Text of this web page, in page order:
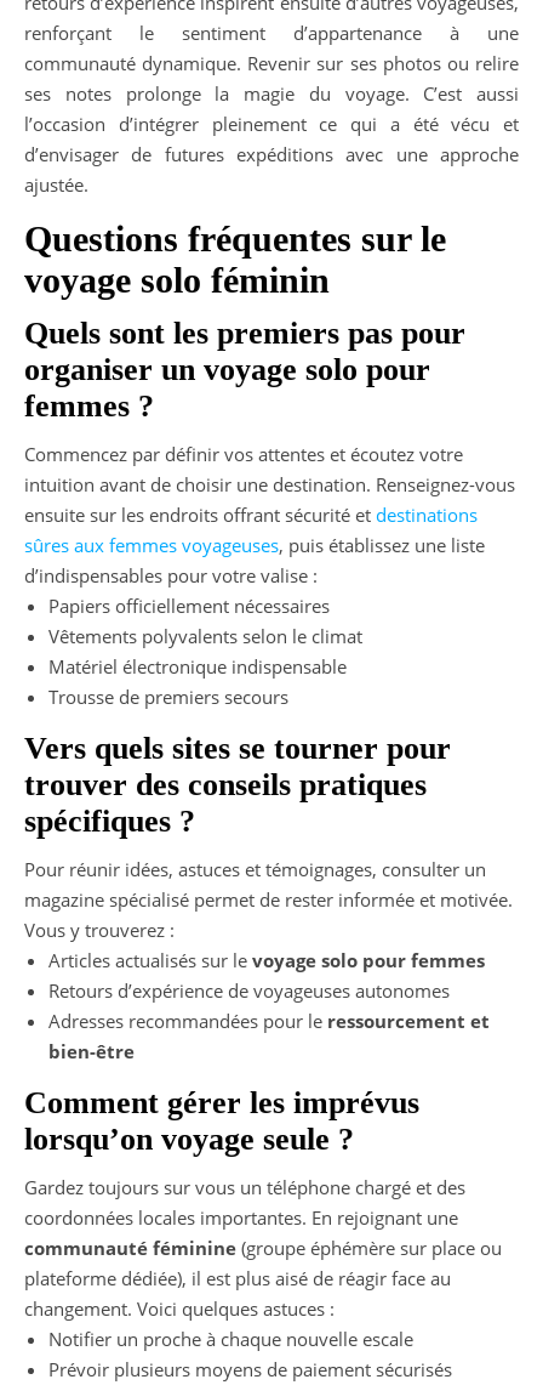
renforçant le sentiment d’appartenance à une
communauté dynamique. Revenir sur ses photos ou relire
ses notes prolonge la magie du voyage. C’est aussi
l’occasion d’intégrer pleinement ce qui a été vécu et
d’envisager de futures expéditions avec une approche
ajustée.
Questions fréquentes sur le
voyage solo féminin
Quels sont les premiers pas pour
organiser un voyage solo pour
femmes ?
Commencez par définir vos attentes et écoutez votre
intuition avant de choisir une destination. Renseignez-vous
ensuite sur les endroits offrant sécurité et destinations
sûres aux femmes voyageuses, puis établissez une liste
d’indispensables pour votre valise :
Papiers officiellement nécessaires
Vêtements polyvalents selon le climat
Matériel électronique indispensable
Trousse de premiers secours
Vers quels sites se tourner pour
trouver des conseils pratiques
spécifiques ?
Pour réunir idées, astuces et témoignages, consulter un
magazine spécialisé permet de rester informée et motivée.
Vous y trouverez :
Articles actualisés sur le voyage solo pour femmes
Retours d’expérience de voyageuses autonomes
Adresses recommandées pour le ressourcement et
bien-être
Comment gérer les imprévus
lorsqu’on voyage seule ?
Gardez toujours sur vous un téléphone chargé et des
coordonnées locales importantes. En rejoignant une
communauté féminine (groupe éphémère sur place ou
plateforme dédiée), il est plus aisé de réagir face au
changement. Voici quelques astuces :
Notifier un proche à chaque nouvelle escale
Prévoir plusieurs moyens de paiement sécurisés